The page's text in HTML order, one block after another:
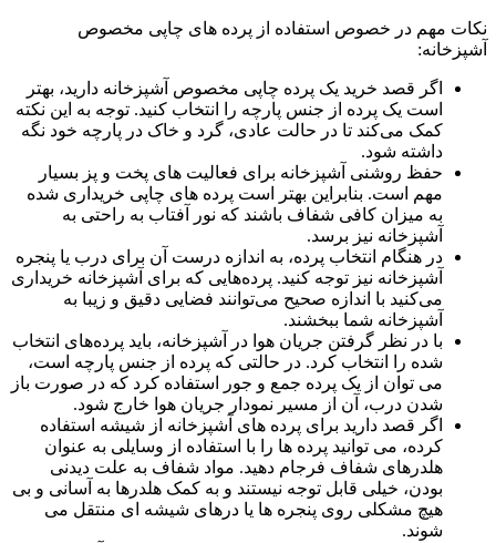
نکات مهم در خصوص استفاده از پرده های چاپی مخصوص
آشپزخانه:
اگر قصد خرید یک پرده چاپی مخصوص آشپزخانه دارید، بهتر
است یک پرده از جنس پارچه را انتخاب کنید. توجه به این نکته
کمک می‌کند تا در حالت عادی، گرد و خاک در پارچه خود نگه
داشته شود.
حفظ روشنی آشپزخانه برای فعالیت های پخت و پز بسیار
مهم است. بنابراین بهتر است پرده های چاپی خریداری شده
به میزان کافی شفاف باشند که نور آفتاب به راحتی به
آشپزخانه نیز برسد.
در هنگام انتخاب پرده، به اندازه درست آن برای درب یا پنجره
آشپزخانه نیز توجه کنید. پرده‌هایی که برای آشپزخانه خریداری
می‌کنید با اندازه صحیح می‌توانند فضایی دقیق و زیبا به
آشپزخانه شما ببخشند.
با در نظر گرفتن جریان هوا در آشپزخانه، باید پرده‌های انتخاب
شده را انتخاب کرد. در حالتی که پرده از جنس پارچه است،
می توان از یک پرده جمع و جور استفاده کرد که در صورت باز
شدن درب، آن از مسیر نمودار جریان هوا خارج شود.
اگر قصد دارید برای پرده های آشپزخانه از شیشه استفاده
کرده، می توانید پرده ها را با استفاده از وسایلی به عنوان
هلدرهای شفاف فرجام دهید. مواد شفاف به علت دیدنی
بودن، خیلی قابل توجه نیستند و به کمک هلدرها به آسانی و بی
هیچ مشکلی روی پنجره ها یا درهای شیشه ای منتقل می
شوند.